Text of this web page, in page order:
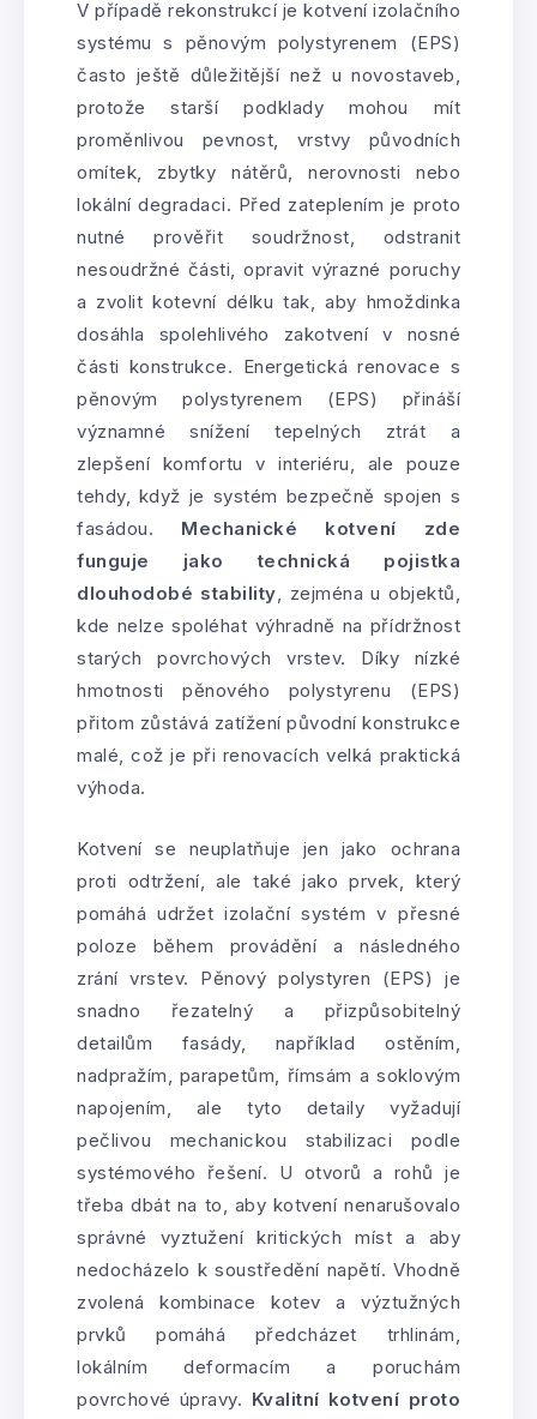
V případě rekonstrukcí je kotvení izolačního
systému s pěnovým polystyrenem (EPS)
často ještě důležitější než u novostaveb,
protože starší podklady mohou mít
proměnlivou pevnost, vrstvy původních
omítek, zbytky nátěrů, nerovnosti nebo
lokální degradaci. Před zateplením je proto
nutné prověřit soudržnost, odstranit
nesoudržné části, opravit výrazné poruchy
a zvolit kotevní délku tak, aby hmoždinka
dosáhla spolehlivého zakotvení v nosné
části konstrukce. Energetická renovace s
pěnovým polystyrenem (EPS) přináší
významné snížení tepelných ztrát a
zlepšení komfortu v interiéru, ale pouze
tehdy, když je systém bezpečně spojen s
fasádou. Mechanické kotvení zde
funguje jako technická pojistka
dlouhodobé stability, zejména u objektů,
kde nelze spoléhat výhradně na přídržnost
starých povrchových vrstev. Díky nízké
hmotnosti pěnového polystyrenu (EPS)
přitom zůstává zatížení původní konstrukce
malé, což je při renovacích velká praktická
výhoda.
Kotvení se neuplatňuje jen jako ochrana
proti odtržení, ale také jako prvek, který
pomáhá udržet izolační systém v přesné
poloze během provádění a následného
zrání vrstev. Pěnový polystyren (EPS) je
snadno řezatelný a přizpůsobitelný
detailům fasády, například ostěním,
nadpražím, parapetům, římsám a soklovým
napojením, ale tyto detaily vyžadují
pečlivou mechanickou stabilizaci podle
systémového řešení. U otvorů a rohů je
třeba dbát na to, aby kotvení nenarušovalo
správné vyztužení kritických míst a aby
nedocházelo k soustředění napětí. Vhodně
zvolená kombinace kotev a výztužných
prvků pomáhá předcházet trhlinám,
lokálním deformacím a poruchám
povrchové úpravy. Kvalitní kotvení proto